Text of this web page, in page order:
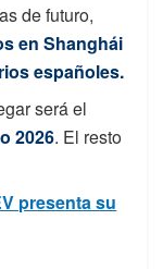
de futuro,
en Shanghái
españoles.
será el
2026. El resto
presenta su